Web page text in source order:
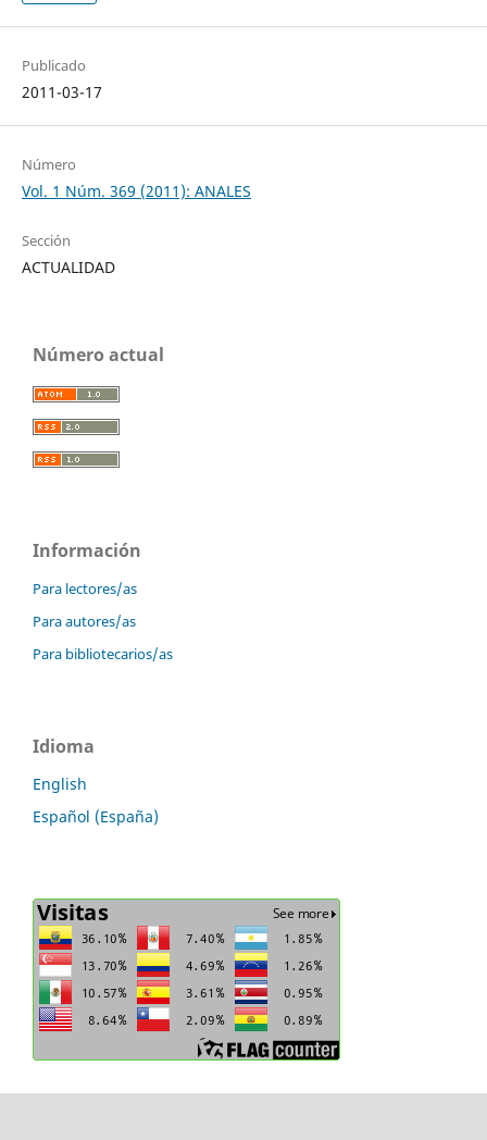
Publicado
2011-03-17
Número
Vol. 1 Núm. 369 (2011): ANALES
Sección
ACTUALIDAD
Número actual
Información
Para lectores/as
Para autores/as
Para bibliotecarios/as
Idioma
English
Español (España)